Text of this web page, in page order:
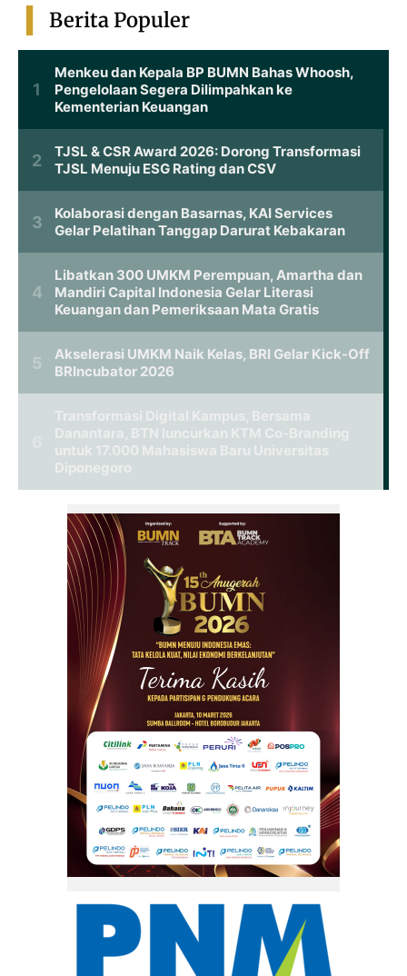
Berita Populer